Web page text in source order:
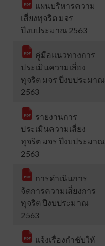
แผนบริหารความ
เสี่ยงทุจริต มจร
ปีงบประมาณ 2563
คู่มือแนวทางการ
ประเมินความเสี่ยง
ทุจริต มจร ปีงบประมาณ
2563
รายงานการ
ประเมินความเสี่ยง
ทุจริต มจร ปีงบประมาณ
2563
การดำเนินการ
จัดการความเสี่ยงการ
ทุจริต ปีงบประมาณ
2563
แจ้งเรื่องกำชับให้